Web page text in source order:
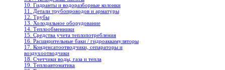
10. Гидранты и водоразборные колонки
11. Детали трубопроводов и арматуры
12. Трубы
13. Холодильное oборудование
14. Теплообменники
15. Средства учета теплопотребления
16. Расширительные баки / гидроаккамуляторы
17. Конденсатоотводчики, сепараторы и
воздухоотводчики
18. Счетчики воды, газа и тепла
19. Теплоавтоматика